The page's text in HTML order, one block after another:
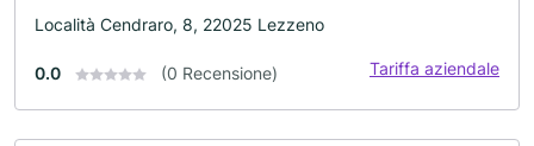
Località Cendraro, 8, 22025 Lezzeno
0.0 (0 Recensione) Tariffa aziendale